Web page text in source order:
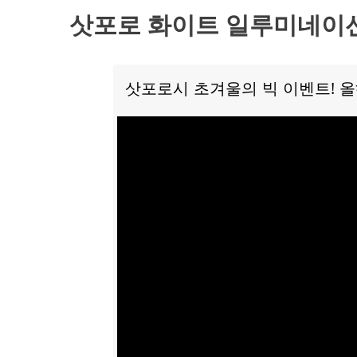
삿포로 화이트 일루미네이
삿포로시 초겨울의 빅 이벤트!